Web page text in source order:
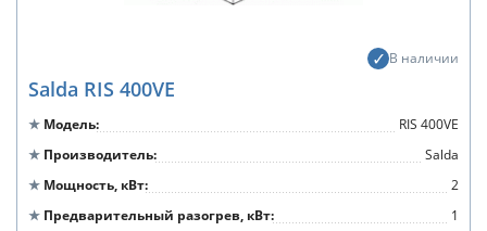
В наличии
Salda RIS 400VE
Модель
RIS 400VE
Производитель
Salda
Мощность, кВт
2
Предварительный разогрев, кВт
1